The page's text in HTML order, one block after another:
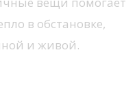
в обстановке,
и живой.